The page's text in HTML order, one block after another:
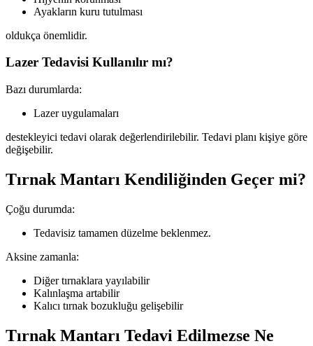
Ayakların kuru tutulması
oldukça önemlidir.
Lazer Tedavisi Kullanılır mı?
Bazı durumlarda:
Lazer uygulamaları
destekleyici tedavi olarak değerlendirilebilir. Tedavi planı kişiye göre
değişebilir.
Tırnak Mantarı Kendiliğinden Geçer mi?
Çoğu durumda:
Tedavisiz tamamen düzelme beklenmez.
Aksine zamanla:
Diğer tırnaklara yayılabilir
Kalınlaşma artabilir
Kalıcı tırnak bozukluğu gelişebilir
Tırnak Mantarı Tedavi Edilmezse Ne